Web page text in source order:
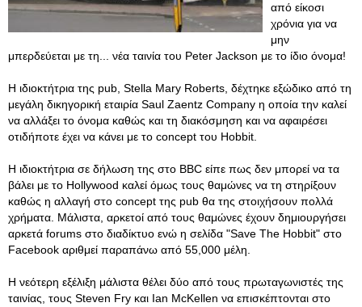
από είκοσι
χρόνια για να
μην
μπερδεύεται με τη... νέα ταινία του Peter Jackson με το ίδιο όνομα!
Η ιδιοκτήτρια της pub, Stella Mary Roberts, δέχτηκε εξώδικο από τη
μεγάλη δικηγορική εταιρία Saul Zaentz Company η οποία την καλεί
να αλλάξει το όνομα καθώς και τη διακόσμηση και να αφαιρέσει
οτιδήποτε έχει να κάνει με το concept του Hobbit.
Η ιδιοκτήτρια σε δήλωση της στο BBC είπε πως δεν μπορεί να τα
βάλει με το Hollywood καλεί όμως τους θαμώνες να τη στηρίξουν
καθώς η αλλαγή στο concept της pub θα της στοιχήσουν πολλά
χρήματα. Μάλιστα, αρκετοί από τους θαμώνες έχουν δημιουργήσει
αρκετά forums στο διαδίκτυο ενώ η σελίδα "Save The Hobbit" στο
Facebook αριθμεί παραπάνω από 55,000 μέλη.
Η νεότερη εξέλιξη μάλιστα θέλει δύο από τους πρωταγωνιστές της
ταινίας, τους Steven Fry και Ian McKellen να επισκέπτονται στο